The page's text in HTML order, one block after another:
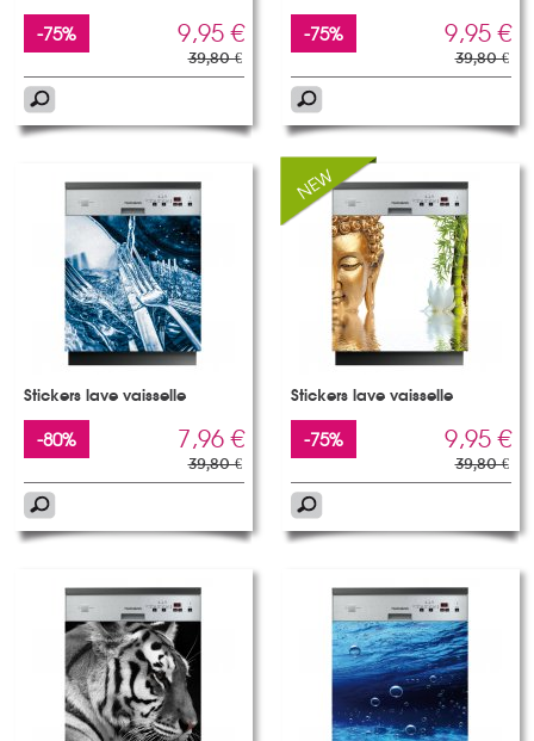
-75% 9,95 €
39,80 €
-75% 9,95 €
39,80 €
Stickers lave vaisselle
-80% 7,96 €
39,80 €
Stickers lave vaisselle
-75% 9,95 €
39,80 €